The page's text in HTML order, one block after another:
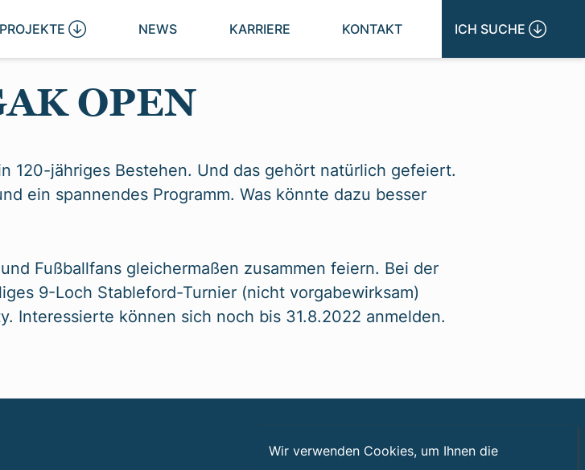
PROJEKTE  NEWS KARRIERE KONTAKT ICH SUCHE 
OPEN
120-jähriges Bestehen. Und das gehört natürlich gefeiert.
ein spannendes Programm. Was könnte dazu besser
Fußballfans gleichermaßen zusammen feiern. Bei der
9-Loch Stableford-Turnier (nicht vorgabewirksam)
Interessierte können sich noch bis 31.8.2022 anmelden.
Wir verwenden Cookies, um Ihnen die